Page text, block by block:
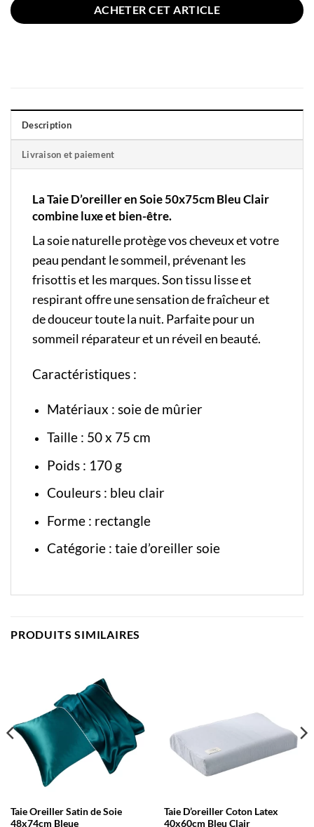
ACHETER CET ARTICLE
Description
Livraison et paiement
La Taie D’oreiller en Soie 50x75cm Bleu Clair
combine luxe et bien-être.
La soie naturelle protège vos cheveux et votre
peau pendant le sommeil, prévenant les
frisottis et les marques. Son tissu lisse et
respirant offre une sensation de fraîcheur et
de douceur toute la nuit. Parfaite pour un
sommeil réparateur et un réveil en beauté.
Caractéristiques :
Matériaux : soie de mûrier
Taille : 50 x 75 cm
Poids : 170 g
Couleurs : bleu clair
Forme : rectangle
Catégorie : taie d’oreiller soie
PRODUITS SIMILAIRES
Taie Oreiller Satin de Soie
48x74cm Bleue
Taie D’oreiller Coton Latex
40x60cm Bleu Clair